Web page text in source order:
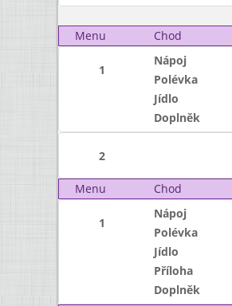
Menu
Chod
1
Nápoj
Polévka
Jídlo
Doplněk
2
Menu Chod
1
Nápoj
Polévka
Jídlo
Příloha
Doplněk